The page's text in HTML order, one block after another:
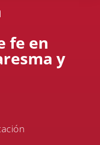
fe en
y